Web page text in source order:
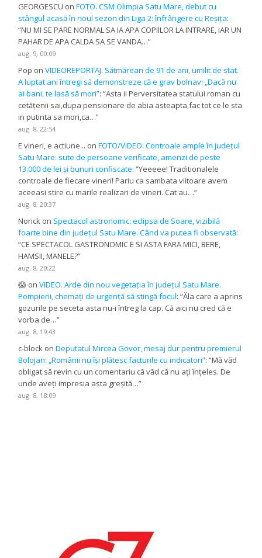
GEORGESCU onFOTO. CSM Olimpia Satu Mare, debut cu
stângul acasă în noul sezon din Liga 2: înfrângere cu Reșița:
“NU MI SE PARE NORMAL SA IA APA COPIILOR LA INTRARE, IAR UN
PAHAR DE APA CALDA SA SE VANDA…”
aug. 9, 00:09
Pop onVIDEOREPORTAJ. Sătmărean de 91 de ani, umilit de stat.
A luptat ani întregi să demonstreze că e grav bolnav: „Dacă nu
ai bani, te lasă să mori”: “Asta ii Perversitatea statului roman cu
cetățenii sai,dupa pensionare de abia asteapta,fac tot ce le sta
in putinta sa mori,ca…”
aug. 8, 22:54
E vineri, e actiune... onFOTO/VIDEO. Controale ample în județul
Satu Mare: sute de persoane verificate, amenzi de peste
13.000 de lei și bunuri confiscate: “Yeeeee! Traditionalele
controale de fiecare vineri! Pariu ca sambata viitoare avem
aceeasi stire cu marile realizari de vineri. Cat au…”
aug. 8, 20:37
Norick on Spectacol astronomic: eclipsa de Soare, vizibilă
foarte bine din județul Satu Mare. Când va putea fi observată:
“CE SPECTACOL GASTRONOMIC E SI ASTA FARA MICI, BERE,
HAMSII, MANELE?”
aug. 8, 20:22
😱 onVIDEO. Arde din nou vegetația în județul Satu Mare.
Pompierii, chemați de urgență să stingă focul: “Ăla care a aprins
gozurile pe seceta asta nu-i întreg la cap. Că aici nu cred că e
vorba de…”
aug. 8, 19:43
c-block onDeputatul Mircea Govor, mesaj dur pentru premierul
Bolojan: „Românii nu își plătesc facturile cu indicatori”: “Mă văd
obligat să revin cu un comentariu că văd că nu ați înțeles. De
unde aveți impresia asta greșită…”
aug. 8, 18:09